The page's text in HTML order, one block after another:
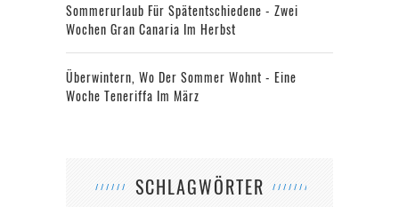
Sommerurlaub Für Spätentschiedene - Zwei
Wochen Gran Canaria Im Herbst
Überwintern, Wo Der Sommer Wohnt - Eine
Woche Teneriffa Im März
SCHLAGWÖRTER